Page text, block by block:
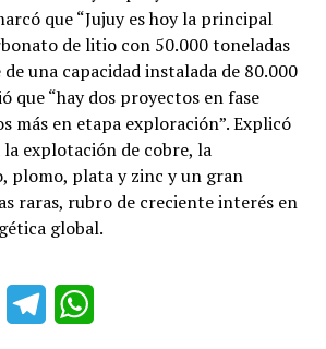
que “Jujuy es hoy la principal
de litio con 50.000 toneladas
una capacidad instalada de 80.000
que “hay dos proyectos en fase
más en etapa exploración”. Explicó
la explotación de cobre, la
plomo, plata y zinc y un gran
raras, rubro de creciente interés en
global.
PinterestTelegram